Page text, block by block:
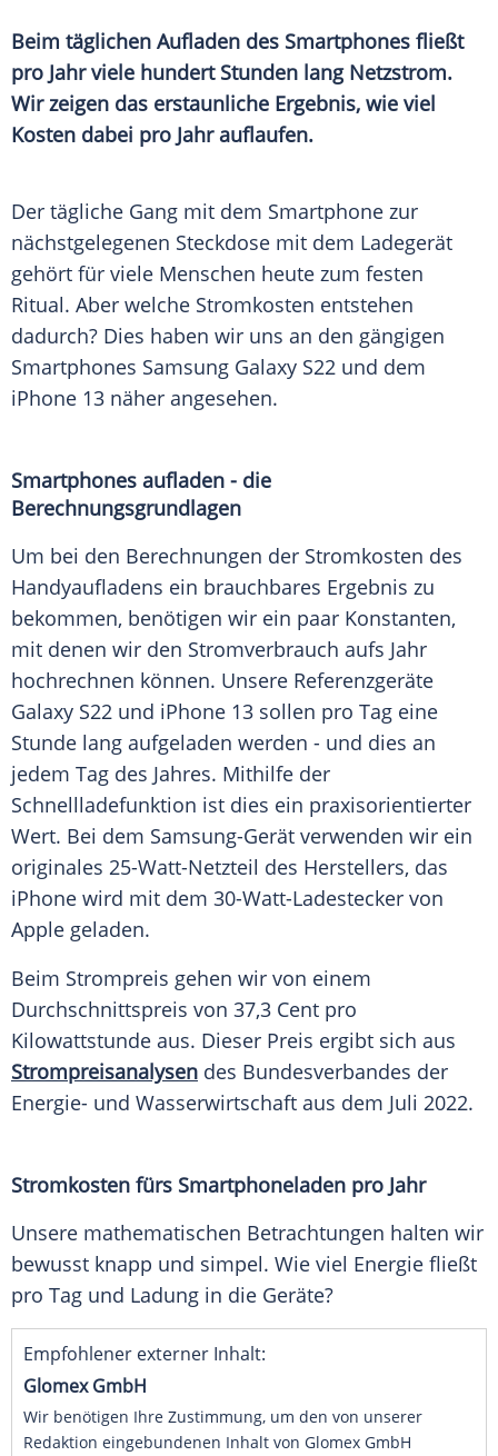
Beim täglichen Aufladen des Smartphones fließt
pro Jahr viele hundert Stunden lang Netzstrom.
Wir zeigen das erstaunliche Ergebnis, wie viel
Kosten dabei pro Jahr auflaufen.
Der tägliche Gang mit dem Smartphone zur
nächstgelegenen Steckdose mit dem Ladegerät
gehört für viele Menschen heute zum festen
Ritual. Aber welche Stromkosten entstehen
dadurch? Dies haben wir uns an den gängigen
Smartphones Samsung Galaxy S22 und dem
iPhone 13 näher angesehen.
Smartphones aufladen - die
Berechnungsgrundlagen
Um bei den Berechnungen der Stromkosten des
Handyaufladens ein brauchbares Ergebnis zu
bekommen, benötigen wir ein paar Konstanten,
mit denen wir den Stromverbrauch aufs Jahr
hochrechnen können. Unsere Referenzgeräte
Galaxy S22 und iPhone 13 sollen pro Tag eine
Stunde lang aufgeladen werden - und dies an
jedem Tag des Jahres. Mithilfe der
Schnellladefunktion ist dies ein praxisorientierter
Wert. Bei dem Samsung-Gerät verwenden wir ein
originales 25-Watt-Netzteil des Herstellers, das
iPhone wird mit dem 30-Watt-Ladestecker von
Apple geladen.
Beim Strompreis gehen wir von einem
Durchschnittspreis von 37,3 Cent pro
Kilowattstunde aus. Dieser Preis ergibt sich aus
Strompreisanalysen des Bundesverbandes der
Energie- und Wasserwirtschaft aus dem Juli 2022.
Stromkosten fürs Smartphoneladen pro Jahr
Unsere mathematischen Betrachtungen halten wir
bewusst knapp und simpel. Wie viel Energie fließt
pro Tag und Ladung in die Geräte?
Empfohlener externer Inhalt:
Glomex GmbH
Wir benötigen Ihre Zustimmung, um den von unserer
Redaktion eingebundenen Inhalt von Glomex GmbH